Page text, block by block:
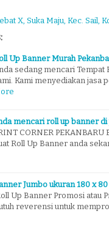
X, Suka Maju, Kec. Sail,
Up Banner Murah
sedang mencari Tempat
Kami menyediakan jasa
mencari roll up banner di
CORNER
Roll Up Banner anda
Jumbo ukuran 180 x
Up Banner Promosi atau
reverensi untuk